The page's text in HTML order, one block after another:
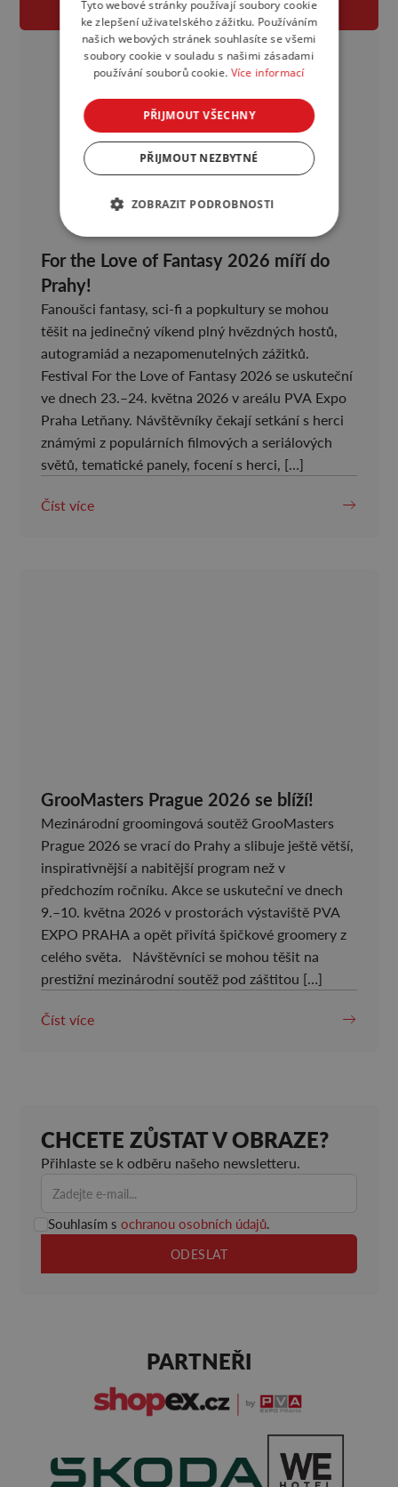
VŠECHNY AKTUALITY
For the Love of Fantasy 2026 míří do
Prahy!
Fanoušci fantasy, sci-fi a popkultury se mohou
těšit na jedinečný víkend plný hvězdných hostů,
autogramiád a nezapomenutelných zážitků.
Festival For the Love of Fantasy 2026 se uskuteční
ve dnech 23.–24. května 2026 v areálu PVA Expo
Praha Letňany. Návštěvníky čekají setkání s herci
známými z populárních filmových a seriálových
světů, tematické panely, focení s herci, […]
Číst více
GrooMasters Prague 2026 se blíží!
Mezinárodní groomingová soutěž GrooMasters
Prague 2026 se vrací do Prahy a slibuje ještě větší,
inspirativnější a nabitější program než v
předchozím ročníku. Akce se uskuteční ve dnech
9.–10. května 2026 v prostorách výstaviště PVA
EXPO PRAHA a opět přivítá špičkové groomery z
celého světa. Návštěvníci se mohou těšit na
prestižní mezinárodní soutěž pod záštitou […]
Číst více
CHCETE ZŮSTAT V OBRAZE?
Přihlaste se k odběru našeho newsletteru.
Souhlasím s ochranou osobních údajů.
PARTNEŘI
Tyto webové stránky používají soubory cookie
ke zlepšení uživatelského zážitku. Používáním
našich webových stránek souhlasíte se všemi
soubory cookie v souladu s našimi zásadami
používání souborů cookie. Více informací
PŘIJMOUT VŠECHNY
PŘIJMOUT NEZBYTNÉ
ZOBRAZIT PODROBNOSTI